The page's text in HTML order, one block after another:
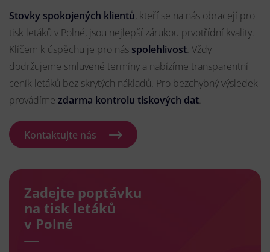
Stovky spokojených klientů, kteří se na nás obracejí pro
tisk letáků v Polné, jsou nejlepší zárukou prvotřídní kvality.
Klíčem k úspěchu je pro nás spolehlivost. Vždy
dodržujeme smluvené termíny a nabízíme transparentní
ceník letáků bez skrytých nákladů. Pro bezchybný výsledek
provádíme zdarma kontrolu tiskových dat.
Kontaktujte nás
Zadejte poptávku
na tisk letáků
v Polné